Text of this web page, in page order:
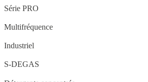
Série PRO
Multifréquence
Industriel
S-DEGAS